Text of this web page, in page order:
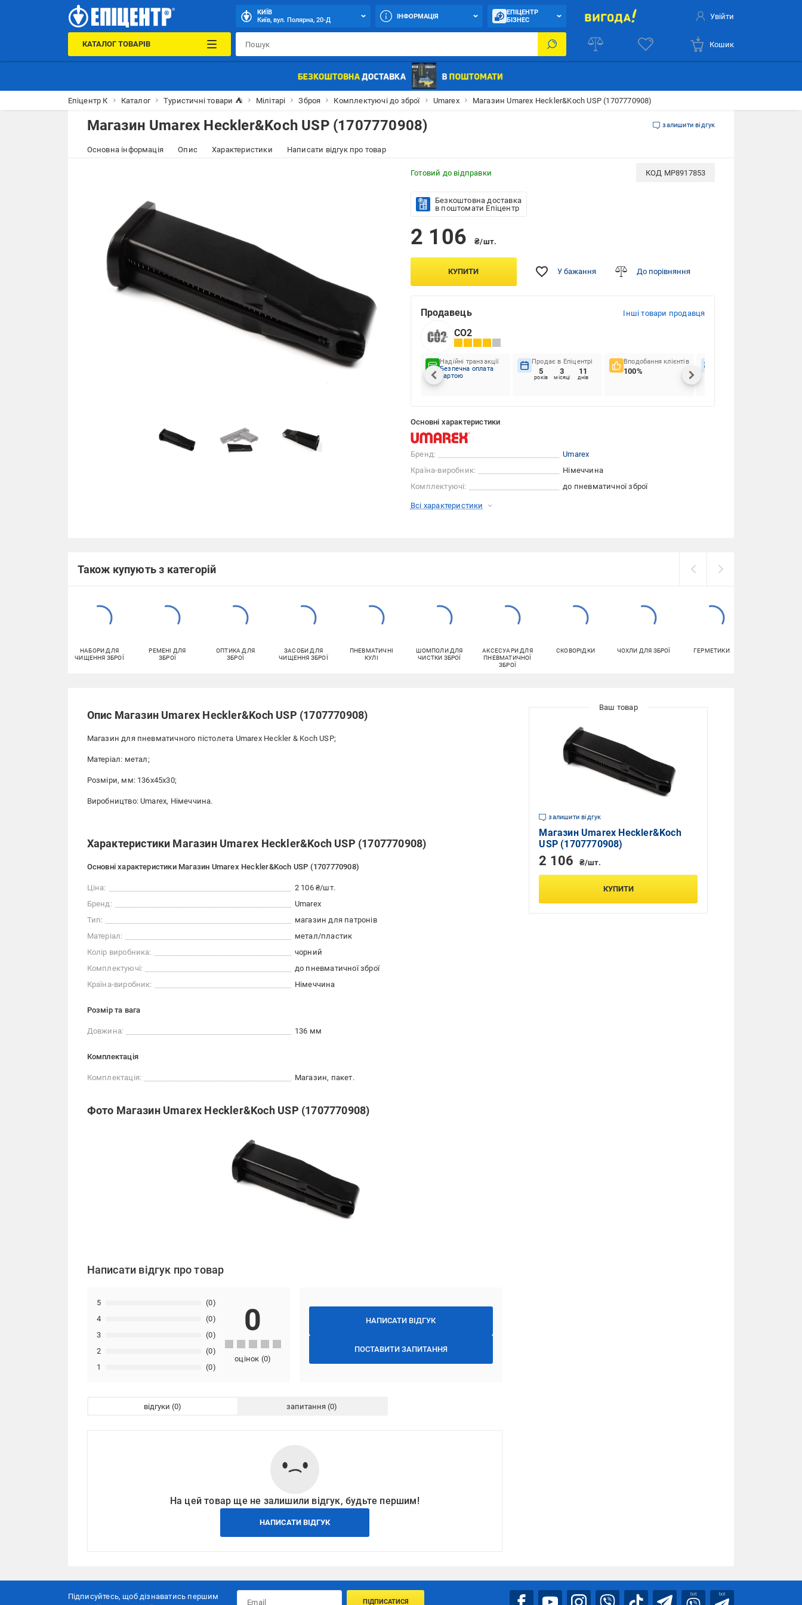
КИЇВ
Київ, вул. Полярна, 20-Д
ІНФОРМАЦІЯ
ЕПІЦЕНТР
БІЗНЕС
Увійти
КАТАЛОГ ТОВАРІВ Кошик
Епіцентр К Каталог Туристичні товари ⛺ Мілітарі Зброя Комплектуючі до зброї Umarex Магазин Umarex Heckler&Koch USP (1707770908)
Магазин Umarex Heckler&Koch USP (1707770908) залишити відгук
Основна інформація Опис Характеристики Написати відгук про товар
Готовий до відправки КОД MP8917853
Безкоштовна доставка
в поштомати Епіцентр
2 106 ₴/шт.
КУПИТИ У бажання До порівняння
Продавець Інші товари продавця
СО2
Надійні транзакції
Безпечна оплата
картою
Продає в Епіцентрі
5
років
3
місяці
11
днів
Вподобання клієнтів
100%
Основні характеристики
Бренд:
Umarex
Країна-виробник:
Німеччина
Комплектуючі:
до пневматичної зброї
Всі характеристики
Також купують з категорій
НАБОРИ ДЛЯ
ЧИЩЕННЯ ЗБРОЇ
РЕМЕНІ ДЛЯ
ЗБРОЇ
ОПТИКА ДЛЯ
ЗБРОЇ
ЗАСОБИ ДЛЯ
ЧИЩЕННЯ ЗБРОЇ
ПНЕВМАТИЧНІ
КУЛІ
ШОМПОЛИ ДЛЯ
ЧИСТКИ ЗБРОЇ
АКСЕСУАРИ ДЛЯ
ПНЕВМАТИЧНОЇ
ЗБРОЇ
СКОВОРІДКИ ЧОХЛИ ДЛЯ ЗБРОЇ ГЕРМЕТИКИ
Опис Магазин Umarex Heckler&Koch USP (1707770908)
Магазин для пневматичного пістолета Umarex Heckler & Koch USP;
Матеріал: метал;
Розміри, мм: 136х45х30;
Виробництво: Umarex, Німеччина.
Характеристики Магазин Umarex Heckler&Koch USP (1707770908)
Основні характеристики Магазин Umarex Heckler&Koch USP (1707770908)
Ціна:
2 106 ₴/шт.
Бренд:
Umarex
Тип:
магазин для патронів
Матеріал:
метал/пластик
Колір виробника:
чорний
Комплектуючі:
до пневматичної зброї
Країна-виробник:
Німеччина
Розмір та вага
Довжина: 136 мм
Комплектація
Комплектація: Магазин, пакет.
Фото Магазин Umarex Heckler&Koch USP (1707770908)
Написати відгук про товар
НАПИСАТИ ВІДГУК
ПОСТАВИТИ ЗАПИТАННЯ
1 (0)
2 (0)
3 (0)
4 (0)
5 (0)
0
оцінок (0)
відгуки запитання
На цей товар ще не залишили відгук, будьте першим!
НАПИСАТИ ВІДГУК
залишити відгук
Магазин Umarex Heckler&Koch
USP (1707770908)
2 106 ₴/шт.
КУПИТИ
Підписуйтесь, щоб дізнаватись першим
ПІДПИСАТИСЯ
bot bot